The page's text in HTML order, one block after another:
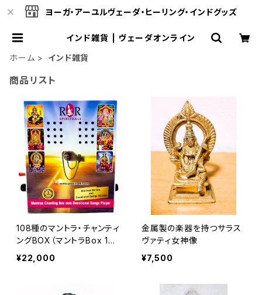
ヨーガ・アーユルヴェーダ・ヒーリング・インドグッズ
インド雑貨 | ヴェーダオンライン
ホーム
インド雑貨
商品リスト
108種のマントラ・チャンティ
ングBOX（マントラBox 10
8/再生ボックス）
¥22,000
金属製の楽器を持つサラス
ヴァティ女神像
¥7,500